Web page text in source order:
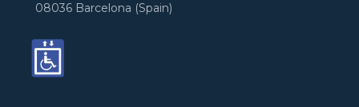
08036 Barcelona (Spain)